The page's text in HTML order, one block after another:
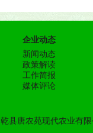
企业动态
新闻动态
政策解读
工作简报
媒体评论
乾县唐农苑现代农业有